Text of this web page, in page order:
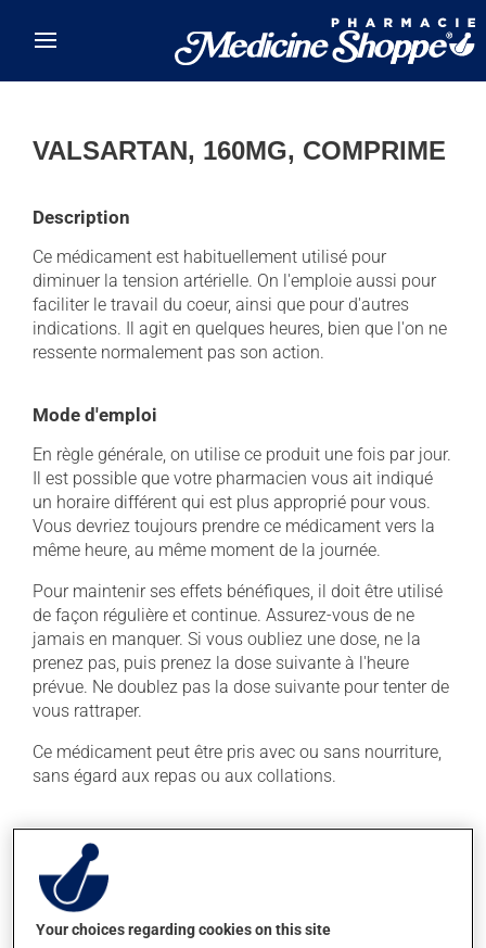
VALSARTAN, 160MG, COMPRIME
Description
Ce médicament est habituellement utilisé pour
diminuer la tension artérielle. On l'emploie aussi pour
faciliter le travail du coeur, ainsi que pour d'autres
indications. Il agit en quelques heures, bien que l'on ne
ressente normalement pas son action.
Mode d'emploi
En règle générale, on utilise ce produit une fois par jour.
Il est possible que votre pharmacien vous ait indiqué
un horaire différent qui est plus approprié pour vous.
Vous devriez toujours prendre ce médicament vers la
même heure, au même moment de la journée.
Pour maintenir ses effets bénéfiques, il doit être utilisé
de façon régulière et continue. Assurez-vous de ne
jamais en manquer. Si vous oubliez une dose, ne la
prenez pas, puis prenez la dose suivante à l'heure
prévue. Ne doublez pas la dose suivante pour tenter de
vous rattraper.
Ce médicament peut être pris avec ou sans nourriture,
sans égard aux repas ou aux collations.
Effets indésirables
En plus de ses effets recherchés, ce produit peut à
l'occasion entraîner certains effets indésirables (effets
secondaires), notamment :
Your choices regarding cookies on this site